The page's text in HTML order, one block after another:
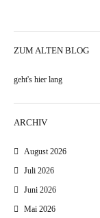
ZUM ALTEN BLOG
geht's hier lang
ARCHIV
August 2026
Juli 2026
Juni 2026
Mai 2026